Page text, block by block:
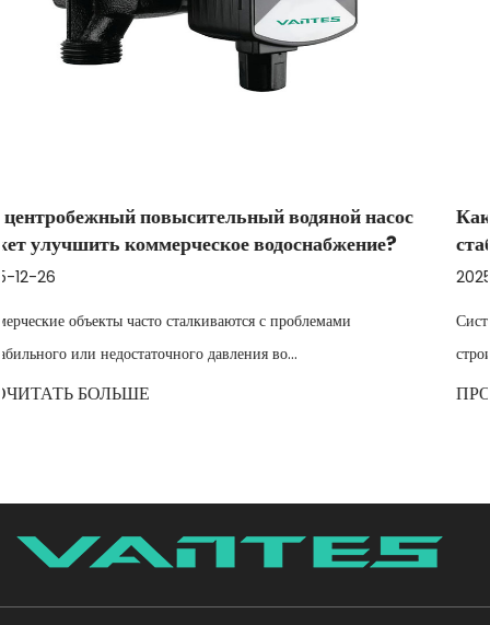
насос
Как центробежный бустерный водяной
стабилизировать переменный расход на
Системы водоснабжения в промышленности, сельском
строительстве часто сталкиваются с н...
ПРОЧИТАТЬ БОЛЬШЕ